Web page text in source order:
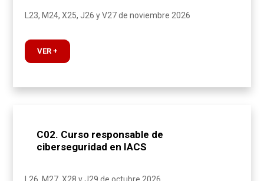
L23, M24, X25, J26 y V27 de noviembre 2026
VER +
C02. Curso responsable de
ciberseguridad en IACS